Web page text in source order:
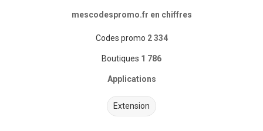
mescodespromo.fr en chiffres
Codes promo 2 334
Boutiques 1 786
Applications
Extension